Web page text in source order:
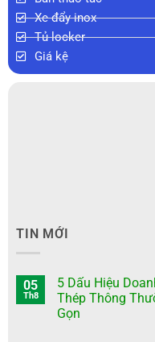
Xe đẩy inox
Tủ locker
Giá kệ
TIN MỚI
05
Th8
5 Dấu Hiệu
Thép Thông
Gọn